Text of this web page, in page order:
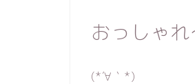
おっしゃ
(*´∀｀*)